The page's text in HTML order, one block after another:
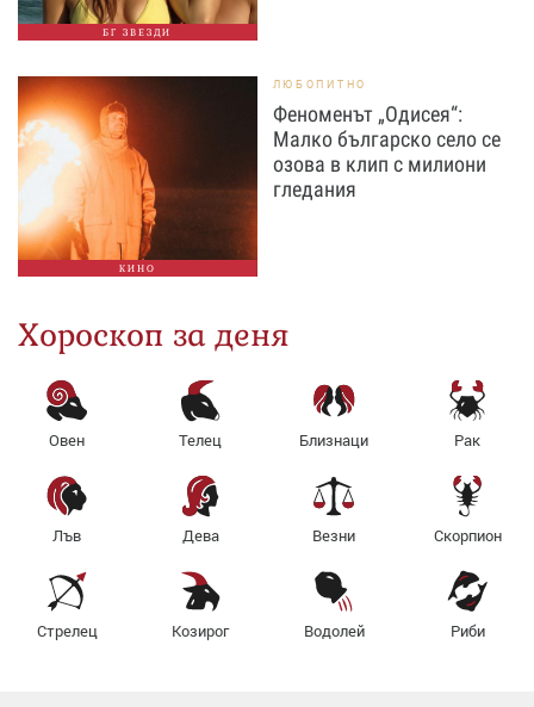
БГ ЗВЕЗДИ
КИНО
ЛЮБОПИТНО
Феноменът „Одисея“:
Малко българско село се
озова в клип с милиони
гледания
Хороскоп за деня
Овен Телец Близнаци Рак
Лъв Дева Везни Скорпион
Стрелец Козирог Водолей Риби